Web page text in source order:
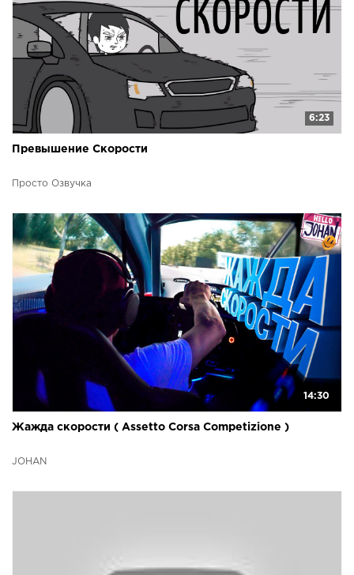
6:23
Превышение Скорости
Просто Озвучка
14:30
Жажда скорости ( Assetto Corsa Competizione )
JOHAN